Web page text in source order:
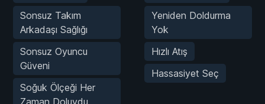
Sonsuz Takım
Arkadaşı Sağlığı
Sonsuz Oyuncu
Güveni
Soğuk Ölçeği Her
Zaman Doluydu
Yeniden Doldurma
Yok
Hızlı Atış
Hassasiyet Seç